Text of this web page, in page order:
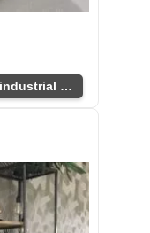
Versátil y compacto mueble industrial para TV